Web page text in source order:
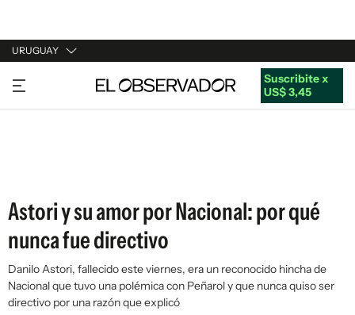
URUGUAY
URUGUAY
ARGENTINA
Suscribite x
US$ 3,45
Astori y su amor por Nacional: por qué
nunca fue directivo
Danilo Astori, fallecido este viernes, era un reconocido hincha de
Nacional que tuvo una polémica con Peñarol y que nunca quiso ser
directivo por una razón que explicó